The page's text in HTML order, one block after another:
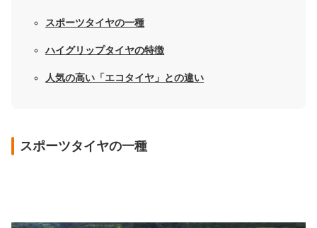
スポーツタイヤの一種
ハイグリップタイヤの特徴
人気の高い「エコタイヤ」との違い
スポーツタイヤの一種